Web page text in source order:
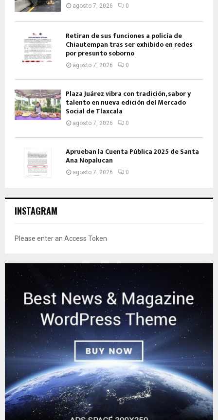
agosto 7, 2026 0
Retiran de sus funciones a policía de
Chiautempan tras ser exhibido en redes
por presunto soborno
agosto 7, 2026 0
Plaza Juárez vibra con tradición, sabor y
talento en nueva edición del Mercado
Social de Tlaxcala
agosto 7, 2026 0
Aprueban la Cuenta Pública 2025 de Santa
Ana Nopalucan
agosto 7, 2026 0
INSTAGRAM
Please enter an Access Token